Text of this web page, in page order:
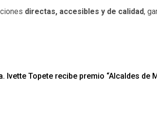
directas, accesibles y de calidad,
Ivette Topete recibe premio “Alcaldes de